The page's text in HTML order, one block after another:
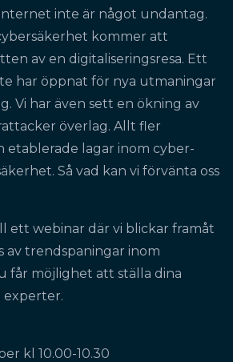
inte är något undantag.
kommer att
av en digitaliseringsresa. Ett
har öppnat för nya utmaningar
Vi har även sett en ökning av
överlag. Allt fler
etablerade lagar inom cyber-
Så vad kan vi förvänta oss
ett webinar där vi blickar framåt
av trendspaningar inom
får möjlighet att ställa dina
experter.
kl 10.00-10.30